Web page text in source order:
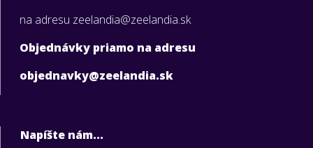
na adresu zeelandia@zeelandia.sk
Objednávky priamo na adresu
objednavky@zeelandia.sk
Napíšte nám...